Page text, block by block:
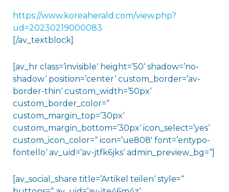
https://www.koreaherald.com/view.php?
ud=20230219000083
[/av_textblock]
[av_hr class=’invisible‘ height=’50‘ shadow=’no-
shadow‘ position=’center‘ custom_border=’av-
border-thin‘ custom_width=’50px‘
custom_border_color=“
custom_margin_top=’30px‘
custom_margin_bottom=’30px‘ icon_select=’yes‘
custom_icon_color=“ icon=’ue808′ font=’entypo-
fontello‘ av_uid=’av-jtfk6jks‘ admin_preview_bg=“]
[av_social_share title=’Artikel teilen‘ style=“